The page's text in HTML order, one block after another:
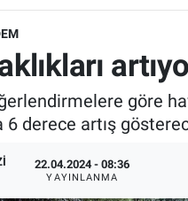
göre
6 derece artış
22.04.2024 - 08:36
YAYINLANMA